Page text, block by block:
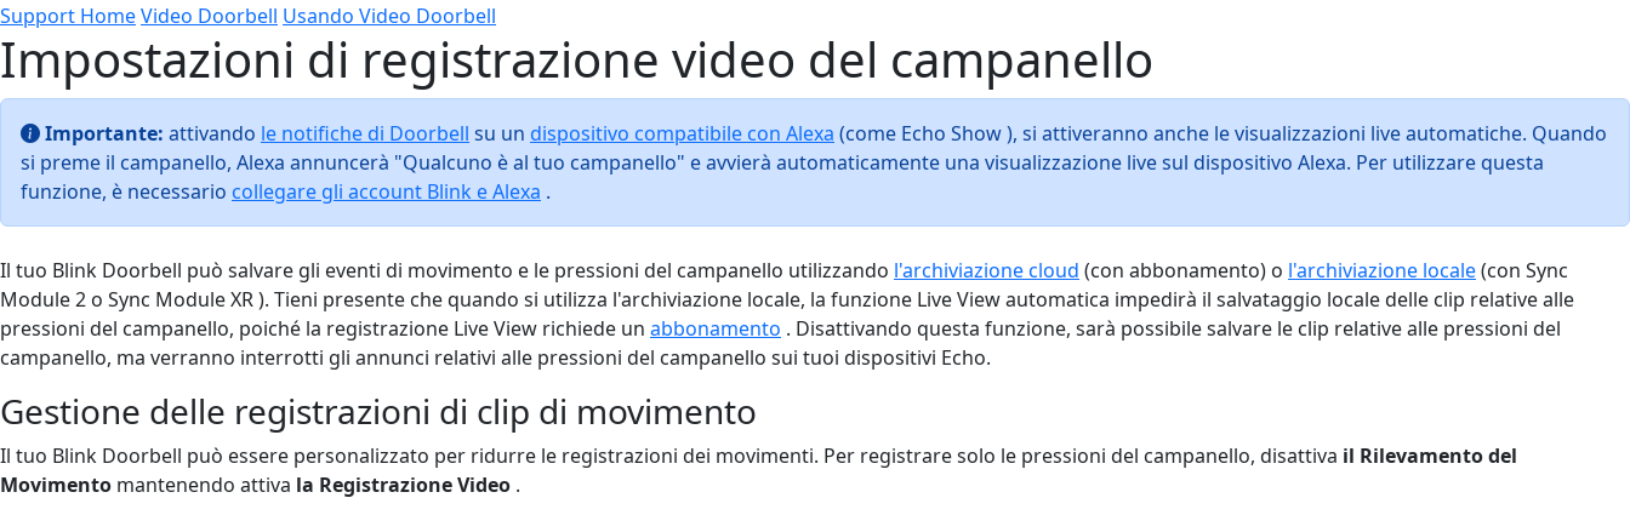
Support HomeVideo Doorbell Usando Video Doorbell
Impostazioni di registrazione video del campanello
Importante: attivando le notifiche di Doorbell su un dispositivo compatibile con Alexa (come Echo Show ), si attiveranno anche le visualizzazioni live automatiche. Quando
si preme il campanello, Alexa annuncerà "Qualcuno è al tuo campanello" e avvierà automaticamente una visualizzazione live sul dispositivo Alexa. Per utilizzare questa
funzione, è necessario collegare gli account Blink e Alexa .
Il tuo Blink Doorbell può salvare gli eventi di movimento e le pressioni del campanello utilizzando l'archiviazione cloud (con abbonamento) o l'archiviazione locale(con Sync
Module 2 o Sync Module XR ). Tieni presente che quando si utilizza l'archiviazione locale, la funzione Live View automatica impedirà il salvataggio locale delle clip relative alle
pressioni del campanello, poiché la registrazione Live View richiede un abbonamento . Disattivando questa funzione, sarà possibile salvare le clip relative alle pressioni del
campanello, ma verranno interrotti gli annunci relativi alle pressioni del campanello sui tuoi dispositivi Echo.
Gestione delle registrazioni di clip di movimento
Il tuo Blink Doorbell può essere personalizzato per ridurre le registrazioni dei movimenti. Per registrare solo le pressioni del campanello, disattiva il Rilevamento del
Movimento mantenendo attiva la Registrazione Video .